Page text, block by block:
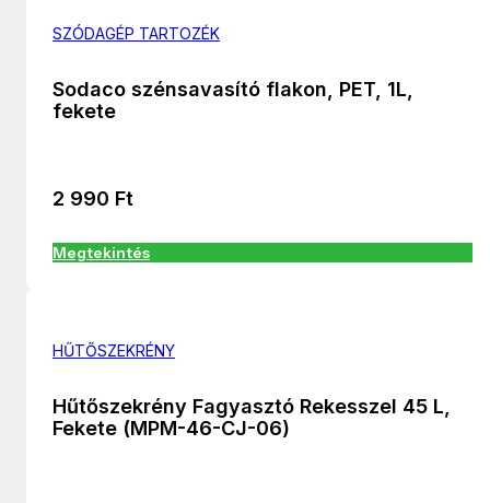
SZÓDAGÉP TARTOZÉK
Sodaco szénsavasító flakon, PET, 1L,
fekete
2 990 Ft
Megtekintés
HŰTŐSZEKRÉNY
Hűtőszekrény Fagyasztó Rekesszel 45 L,
Fekete (MPM-46-CJ-06)